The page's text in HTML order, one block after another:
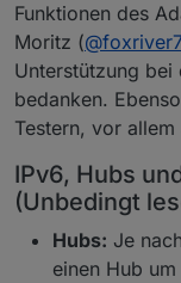
Funktionen des
Moritz (@
Unterstützung
bedanken.
Testern, vor allem
IPv6, Hubs
(Unbedingt
Hubs: Je
einen Hub